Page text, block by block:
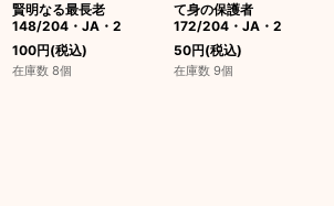
賢明なる最長老
148/204・JA・2
100円(税込)
在庫数 8個
て身の保護者
172/204・JA・2
50円(税込)
在庫数 9個